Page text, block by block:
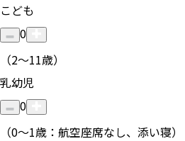
こども
0
（2〜11歳）
乳幼児
0
（0〜1歳：航空座席なし、添い寝）